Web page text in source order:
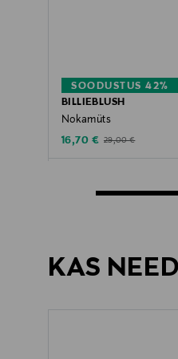
SOODUSTUS 42%
BILLIEBLUSH
Nokamüts
Discounted Price
16,70 € Original Price
29,00 €
KAS